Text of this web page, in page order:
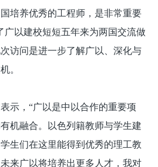
培养优秀的工程师，是非常重要
广以建校短短五年来为两国交流做
访问是进一步了解广以、深化与
。
示，“广以是中以合作的重要项
机融合。以色列籍教师与学生建
生们在这里能得到优秀的理工教
来广以将培养出更多人才，我对